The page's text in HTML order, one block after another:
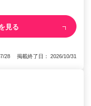
見る
28 掲載終了日： 2026/10/31